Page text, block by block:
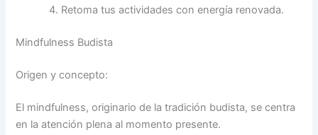
Retoma tus actividades con energía renovada.
Mindfulness Budista
Origen y concepto:
El mindfulness, originario de la tradición budista, se centra
en la atención plena al momento presente.